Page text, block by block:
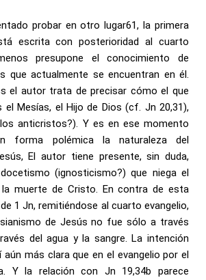
probar en otro lugar61, la primera
escrita con posterioridad al cuarto
presupone el conocimiento de
que actualmente se encuentran en él.
el autor trata de precisar cómo el que
el Mesías, el Hijo de Dios (cf. Jn 20,31),
anticristos?). Y es en ese momento
forma polémica la naturaleza del
El autor tiene presente, sin duda,
(ignosticismo?) que niega el
muerte de Cristo. En contra de esta
1 Jn, remitiéndose al cuarto evangelio,
de Jesús no fue sólo a través
del agua y la sangre. La intención
más clara que en el evangelio por el
Y la relación con Jn 19,34b parece